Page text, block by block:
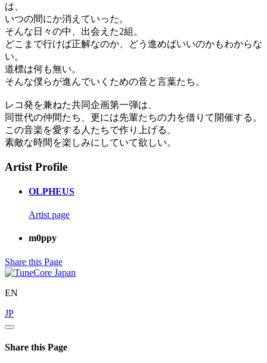
は、
いつの間にか消えていった。
そんな日々の中、出会えた2組。
どこまで行けば正解なのか、どう進めばいいのかもわからな
い。
道標は何も無い。
そんな僕らが進んでいくための音と言葉たち。
レコ発を兼ねた共同企画第一弾は、
同世代の仲間たち、更には先輩たちの力を借りて開催する。
この音楽を愛する人たちで作り上げる、
素敵な時間を楽しみにしていて欲しい。
Artist Profile
OLPHEUS
Artist page
m0ppy
Share this Page
EN
JP
Share this Page